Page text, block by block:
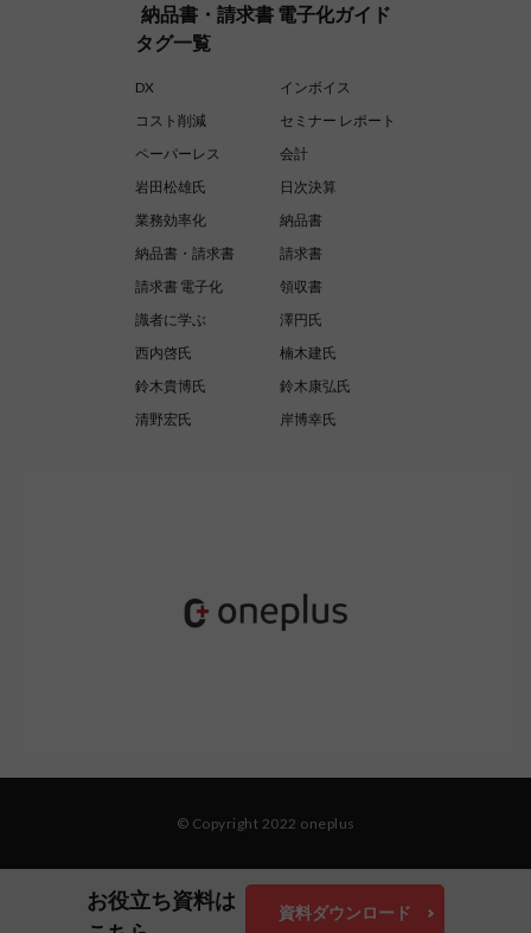
納品書・請求書 電子化ガイド
タグ一覧
DX
インボイス
コスト削減
セミナー レポート
ペーパーレス
会計
岩田松雄氏
日次決算
業務効率化
納品書
納品書・請求書
請求書
請求書 電子化
領収書
識者に学ぶ
澤円氏
西内啓氏
楠木建氏
鈴木貴博氏
鈴木康弘氏
清野宏氏
岸博幸氏
お役立ち資料は
資料ダウンロード
© Copyright 2022 oneplus